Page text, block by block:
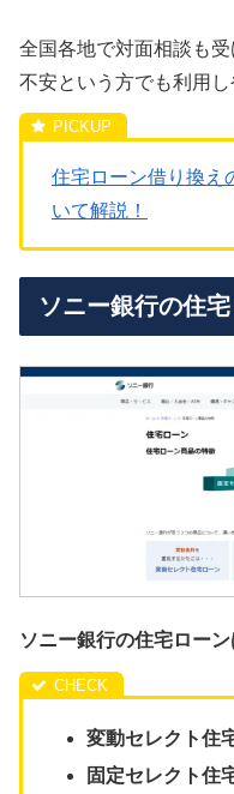
全国各地で対面相談も
不安という方でも利用し
住宅ローン借り換え
いて解説！
ソニー銀行の住
ソニー銀行の住宅ロー
変動セレクト住
固定セレクト住